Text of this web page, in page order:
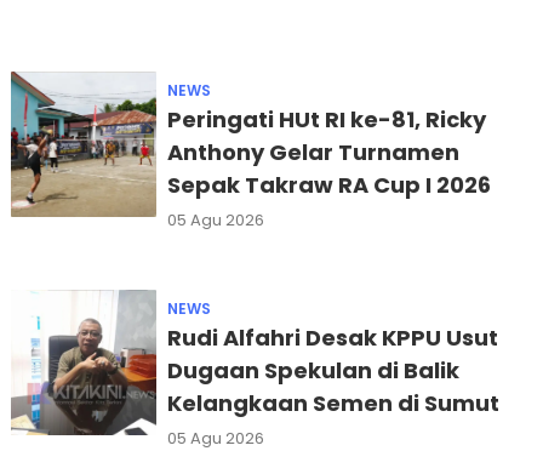
NEWS
Peringati HUt RI ke-81, Ricky
Anthony Gelar Turnamen
Sepak Takraw RA Cup I 2026
05 Agu 2026
NEWS
Rudi Alfahri Desak KPPU Usut
Dugaan Spekulan di Balik
Kelangkaan Semen di Sumut
05 Agu 2026